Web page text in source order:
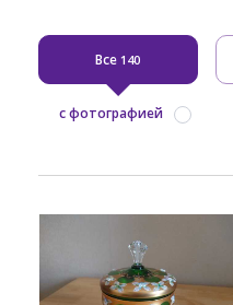
Все 140
с фотографией